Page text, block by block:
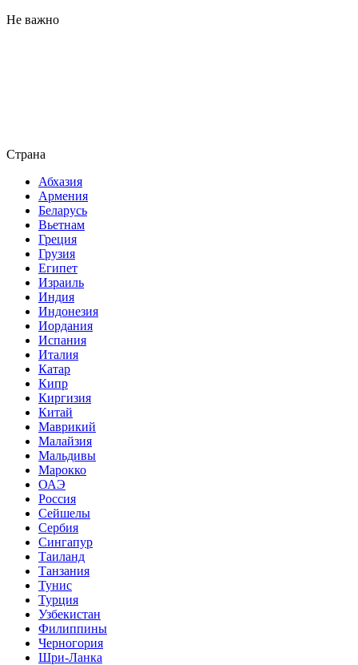
Не важно
Страна
Абхазия
Армения
Беларусь
Вьетнам
Греция
Грузия
Египет
Израиль
Индия
Индонезия
Иордания
Испания
Италия
Катар
Кипр
Киргизия
Китай
Маврикий
Малайзия
Мальдивы
Марокко
ОАЭ
Россия
Сейшелы
Сербия
Сингапур
Таиланд
Танзания
Тунис
Турция
Узбекистан
Филиппины
Черногория
Шри-Ланка